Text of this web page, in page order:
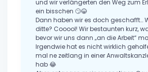
und wir verlängerten den Weg zum
ein bisschen 🙄😂
Dann haben wir es doch geschafft…
ditte? Cooool! Wir bestaunten kurz,
bevor wir uns dann „an die Arbeit“
Irgendwie hat es nicht wirklich
mal ne zeitlang in einer
hab 😂